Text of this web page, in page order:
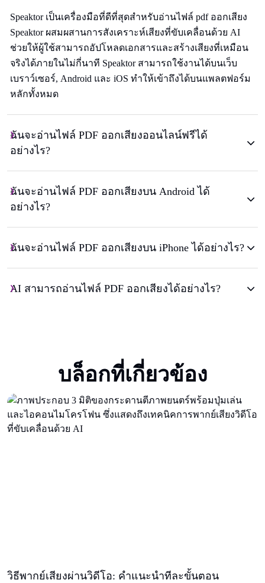
Speaktor เป็นเครื่องมือที่ดีที่สุดสำหรับอ่านไฟล์ pdf ออกเสียง
Speaktor ผสมผสานการสังเคราะห์เสียงที่ขับเคลื่อนด้วย AI
ช่วยให้ผู้ใช้สามารถอัปโหลดเอกสารและสร้างเสียงที่เหมือน
จริงได้ภายในไม่กี่นาที Speaktor สามารถใช้งานได้บนเว็บ
เบราว์เซอร์, Android และ iOS ทำให้เข้าถึงได้บนแพลตฟอร์ม
หลักทั้งหมด
ฉันจะอ่านไฟล์ PDF ออกเสียงออนไลน์ฟรีได้
อย่างไร?
ฉันจะอ่านไฟล์ PDF ออกเสียงบน Android ได้
อย่างไร?
ฉันจะอ่านไฟล์ PDF ออกเสียงบน iPhone ได้อย่างไร?
AI สามารถอ่านไฟล์ PDF ออกเสียงได้อย่างไร?
บล็อกที่เกี่ยวข้อง
วิธีพากย์เสียงผ่านวิดีโอ: คําแนะนําทีละขั้นตอน